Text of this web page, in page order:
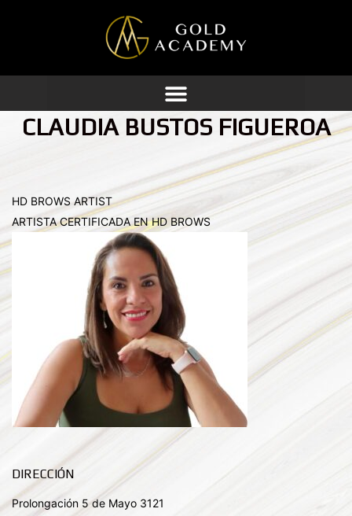
contenido
CLAUDIA BUSTOS FIGUEROA
HD BROWS ARTIST
ARTISTA CERTIFICADA EN HD BROWS
DIRECCIÓN
Prolongación 5 de Mayo 3121